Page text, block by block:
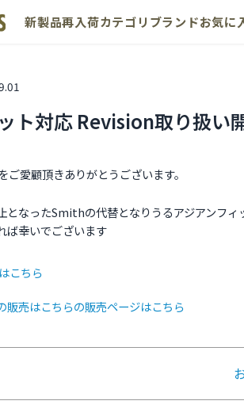
新製品再入荷カテゴリ ブランドお気に
ト対応 Revision取り扱い
愛顧頂きありがとうございます。
となったSmithの代替となりうるアジアンフ
ば幸いでございます
こちら
売はこちらの販売ページはこちら